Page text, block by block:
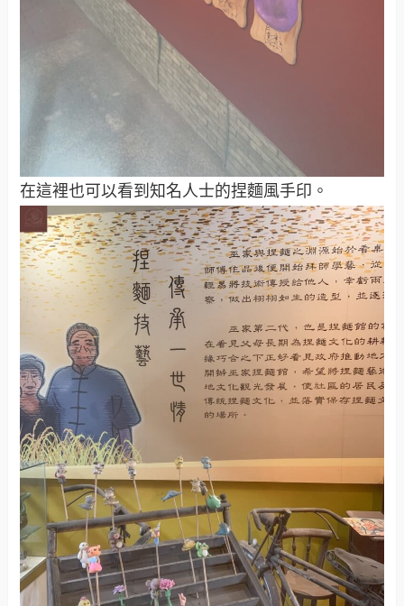
在這裡也可以看到知名人士的捏麵風手印。